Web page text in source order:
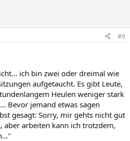
#9
ich bin zwei oder dreimal wie
aufgetaucht. Es gibt Leute,
Heulen weniger stark
Bevor jemand etwas sagen
gesagt: Sorry, mir gehts nicht gut
aber arbeiten kann ich trotzdem,